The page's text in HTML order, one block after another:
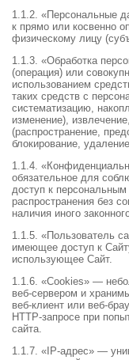
1.1.2. «Персональные
к прямо или косвенно
физическому лицу
1.1.3. «Обработка
(операция) или
использованием
таких средств с
систематизацию,
изменение),
(распространение,
блокирование,
1.1.4.
обязательное для
доступ к
распространения без
наличия иного
1.1.5. «Пользователь
имеющее доступ к
использующее Сайт.
1.1.6. «Cookies» —
веб-сервером и
веб-клиент или веб-
HTTP-запросе при
сайта.
1.1.7. «IP-адрес» —